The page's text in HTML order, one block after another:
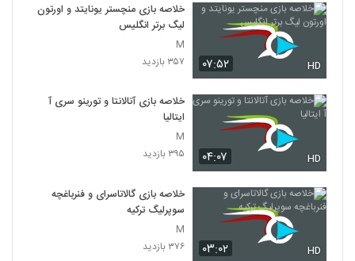
۰۷:۵۲ HD
خلاصه بازی منچستر یونایتد و اورتون
لیگ برتر انگلیس
M
۳۵۷ بازدید
۰۴:۰۷ HD
خلاصه بازی آتالانتا و تورینو سری آ
ایتالیا
M
۳۹۵ بازدید
۰۳:۰۲ HD
خلاصه بازی گالاتاسرای و فنرباغچه
سوپرلیگ ترکیه
M
۳۷۶ بازدید